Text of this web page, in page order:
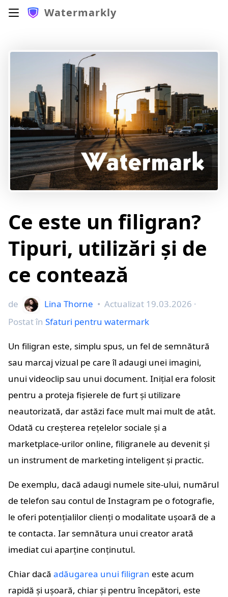
Watermarkly
Ce este un filigran?
Tipuri, utilizări și de
ce contează
de Lina Thorne • Actualizat 19.03.2026 ·
Postat în Sfaturi pentru watermark
Un filigran este, simplu spus, un fel de semnătură
sau marcaj vizual pe care îl adaugi unei imagini,
unui videoclip sau unui document. Inițial era folosit
pentru a proteja fișierele de furt și utilizare
neautorizată, dar astăzi face mult mai mult de atât.
Odată cu creșterea rețelelor sociale și a
marketplace-urilor online, filigranele au devenit și
un instrument de marketing inteligent și practic.
De exemplu, dacă adaugi numele site-ului, numărul
de telefon sau contul de Instagram pe o fotografie,
le oferi potențialilor clienți o modalitate ușoară de a
te contacta. Iar semnătura unui creator arată
imediat cui aparține conținutul.
Chiar dacă adăugarea unui filigran este acum
rapidă și ușoară, chiar și pentru începători, este